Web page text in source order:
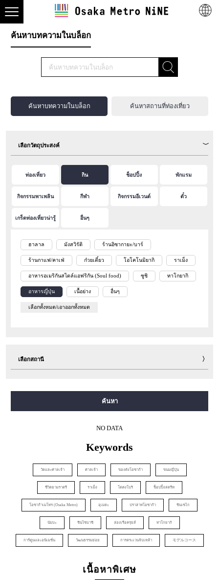
ค้นหาบทความในบล็อก
ค้นหาบทความในบล็อก ค้นหาสถานที่ท่องเที่ยว
เลือกวัตถุประสงค์
ท่องเที่ยว กิน ช็อปปิ้ง พักแรม
กิจกรรมพาเพลิน กีฬา กิจกรรมอีเวนต์ ตั๋ว
เกร็ดท่องเที่ยวน่ารู้ อื่นๆ
ฮาลาล มังสวิรัติ ร้านอิซากายะ/บาร์
ร้านกาแฟ/คาเฟ่ ก๋วยเตี๋ยว โอโคโนมิยากิ ราเม็ง
อาหารอเมริกันสไตล์แอฟริกัน (Soul food) ซูชิ ทาโกยากิ
อาหารญี่ปุ่น เนื้อย่าง อื่นๆ
เลือกทั้งหมด/เอาออกทั้งหมด
เลือกสถานี
ค้นหา
NO DATA
Keywords
วัดและศาลเจ้า ศาลเจ้า ของดังโอซาก้า ขนมญี่ปุ่น
ชีวิตยามราตรี ราเม็ง โดตงโบริ ช็อปปิ้งสตรีท
โอซาก้าเมโทร (Osaka Metro) อุเมดะ ปราสาทโอซาก้า ชินเซไก
นัมบะ ชินไซบาชิ ล่องเรือครุยส์ ทาโกยากิ
การ์ตูนและอนิเมชั่น วัฒนธรรมย่อย การตระเวนจิบเหล้า モデルコース
เนื้อหาพิเศษ